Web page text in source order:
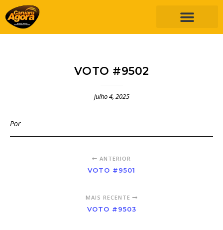
VOTO #9502
julho 4, 2025
Por
ANTERIOR
VOTO #9501
MAIS RECENTE
VOTO #9503